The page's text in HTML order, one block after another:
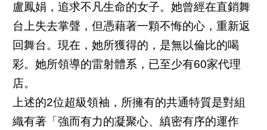
盧鳳娟，追求不凡生命的女子。她曾經在直銷舞
台上失去掌聲，但憑藉著一顆不悔的心，重新返
回舞台。現在，她所獲得的，是無以倫比的喝
彩。她所領導的雷射體系，已至少有60家代理
店。
上述的2位超級領袖，所擁有的共通特質是對組
織有著「強而有力的凝聚心、縝密有序的運作